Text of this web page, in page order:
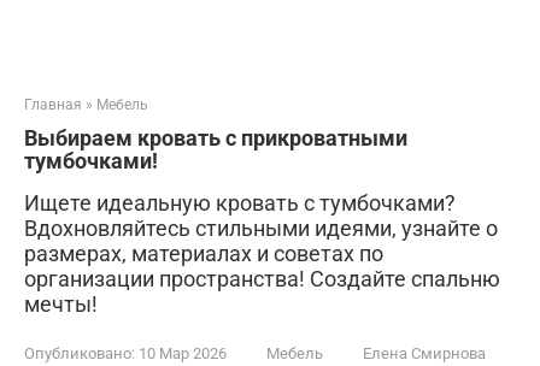
Главная » Мебель
Выбираем кровать с прикроватными
тумбочками!
Ищете идеальную кровать с тумбочками?
Вдохновляйтесь стильными идеями, узнайте о
размерах, материалах и советах по
организации пространства! Создайте спальню
мечты!
Опубликовано: 10 Мар 2026 Мебель Елена Смирнова